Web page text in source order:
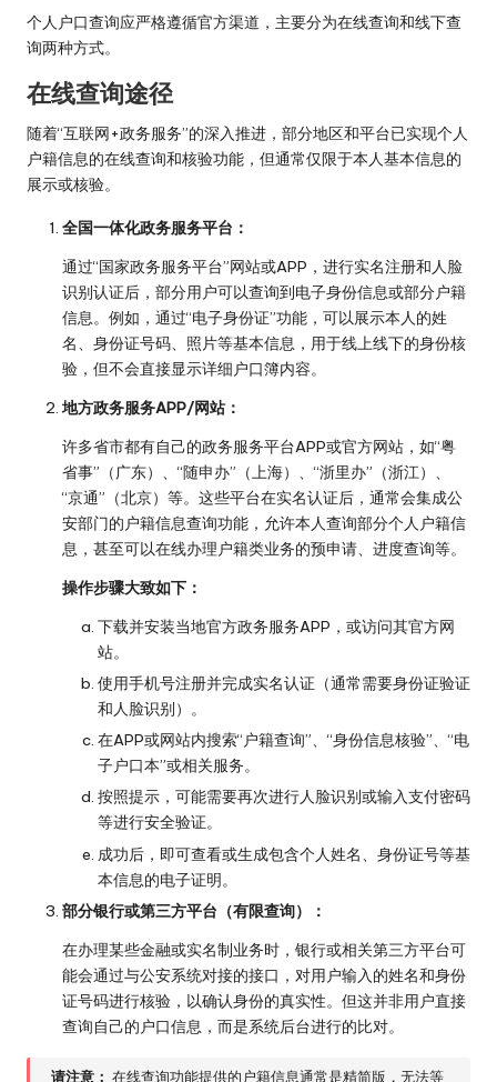
个人户口查询应严格遵循官方渠道，主要分为在线查询和线下查
询两种方式。
在线查询途径
随着“互联网+政务服务”的深入推进，部分地区和平台已实现个人
户籍信息的在线查询和核验功能，但通常仅限于本人基本信息的
展示或核验。
全国一体化政务服务平台：
通过“国家政务服务平台”网站或APP，进行实名注册和人脸
识别认证后，部分用户可以查询到电子身份信息或部分户籍
信息。例如，通过“电子身份证”功能，可以展示本人的姓
名、身份证号码、照片等基本信息，用于线上线下的身份核
验，但不会直接显示详细户口簿内容。
地方政务服务APP/网站：
许多省市都有自己的政务服务平台APP或官方网站，如“粤
省事”（广东）、“随申办”（上海）、“浙里办”（浙江）、
“京通”（北京）等。这些平台在实名认证后，通常会集成公
安部门的户籍信息查询功能，允许本人查询部分个人户籍信
息，甚至可以在线办理户籍类业务的预申请、进度查询等。
操作步骤大致如下：
下载并安装当地官方政务服务APP，或访问其官方网
站。
使用手机号注册并完成实名认证（通常需要身份证验证
和人脸识别）。
在APP或网站内搜索“户籍查询”、“身份信息核验”、“电
子户口本”或相关服务。
按照提示，可能需要再次进行人脸识别或输入支付密码
等进行安全验证。
成功后，即可查看或生成包含个人姓名、身份证号等基
本信息的电子证明。
部分银行或第三方平台（有限查询）：
在办理某些金融或实名制业务时，银行或相关第三方平台可
能会通过与公安系统对接的接口，对用户输入的姓名和身份
证号码进行核验，以确认身份的真实性。但这并非用户直接
查询自己的户口信息，而是系统后台进行的比对。
请注意： 在线查询功能提供的户籍信息通常是精简版，无法等